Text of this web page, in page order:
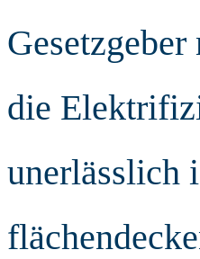
die
unerlässlich